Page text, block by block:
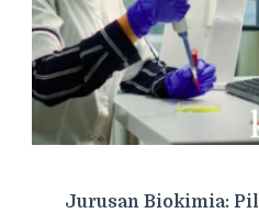
Jurusan Biokimia: